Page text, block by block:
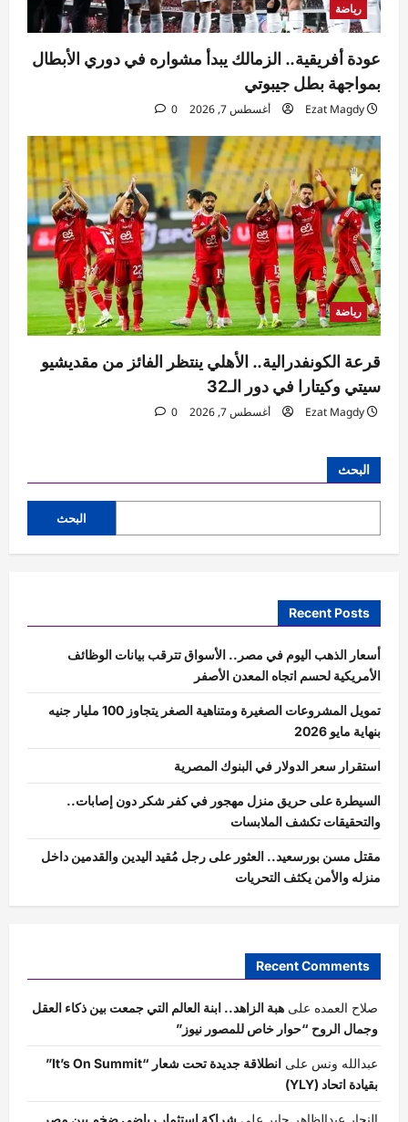
رياضة
عودة أفريقية.. الزمالك يبدأ مشواره في دوري الأبطال
بمواجهة بطل جيبوتي
Ezat Magdy أغسطس 7, 2026 0
رياضة
قرعة الكونفدرالية.. الأهلي ينتظر الفائز من مقديشيو
سيتي وكيتارا في دور الـ32
Ezat Magdy أغسطس 7, 2026 0
البحث
البحث
Recent Posts
أسعار الذهب اليوم في مصر.. الأسواق تترقب بيانات الوظائف
الأمريكية لحسم اتجاه المعدن الأصفر
تمويل المشروعات الصغيرة ومتناهية الصغر يتجاوز 100 مليار جنيه
بنهاية مايو 2026
استقرار سعر الدولار في البنوك المصرية
السيطرة على حريق منزل مهجور في كفر شكر دون إصابات..
والتحقيقات تكشف الملابسات
مقتل مسن بورسعيد.. العثور على رجل مُقيد اليدين والقدمين داخل
منزله والأمن يكثف التحريات
Recent Comments
صلاح العمده على هبة الزاهد.. ابنة العالم التي جمعت بين ذكاء العقل
وجمال الروح “حوار خاص للمصور نيوز”
عبدالله ونس على
انطلاقة جديدة تحت شعار “It’s On Summit”
بقيادة اتحاد (YLY)
النجار عبدالظاهر جابر على شراكة استثمار رياضي ضخم بين مصر